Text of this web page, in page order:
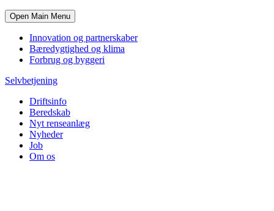
Open Main Menu
Innovation og partnerskaber
Bæredygtighed og klima
Forbrug og byggeri
Selvbetjening
Driftsinfo
Beredskab
Nyt renseanlæg
Nyheder
Job
Om os